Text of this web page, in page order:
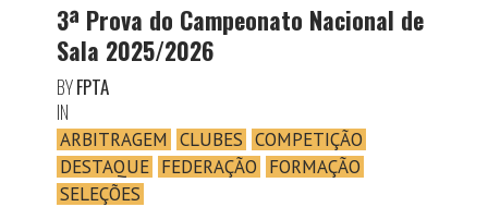
3ª Prova do Campeonato Nacional de
Sala 2025/2026
BYFPTA
IN
ARBITRAGEM CLUBES COMPETIÇÃO
DESTAQUE FEDERAÇÃO FORMAÇÃO
SELEÇÕES